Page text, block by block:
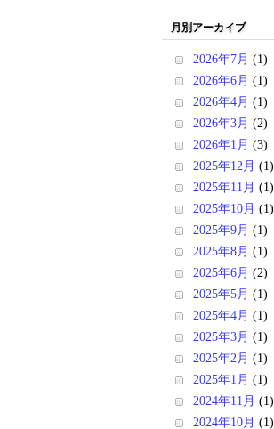
月別アーカイブ
2026年7月 (1)
2026年6月 (1)
2026年4月 (1)
2026年3月 (2)
2026年1月 (3)
2025年12月 (1)
2025年11月 (1)
2025年10月 (1)
2025年9月 (1)
2025年8月 (1)
2025年6月 (2)
2025年5月 (1)
2025年4月 (1)
2025年3月 (1)
2025年2月 (1)
2025年1月 (1)
2024年11月 (1)
2024年10月 (1)